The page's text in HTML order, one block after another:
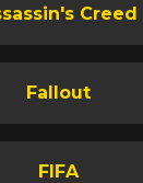
Creed
Fallout
FIFA